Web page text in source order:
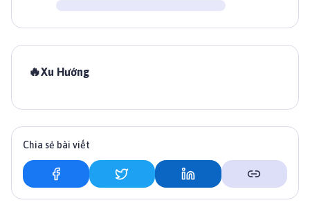
🔥Xu Hướng
Chia sẻ bài viết